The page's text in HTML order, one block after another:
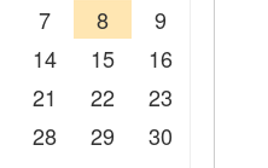
7 8
9
14 15
16
21 22
23
28 29
30